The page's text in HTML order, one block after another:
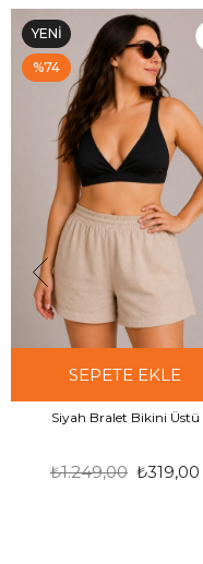
altıkategorilerini
SEPETE EKLE
Siyah Bralet Bikini Üstü
₺319,00
₺1.249,00
YENI
ÜRÜN
%74